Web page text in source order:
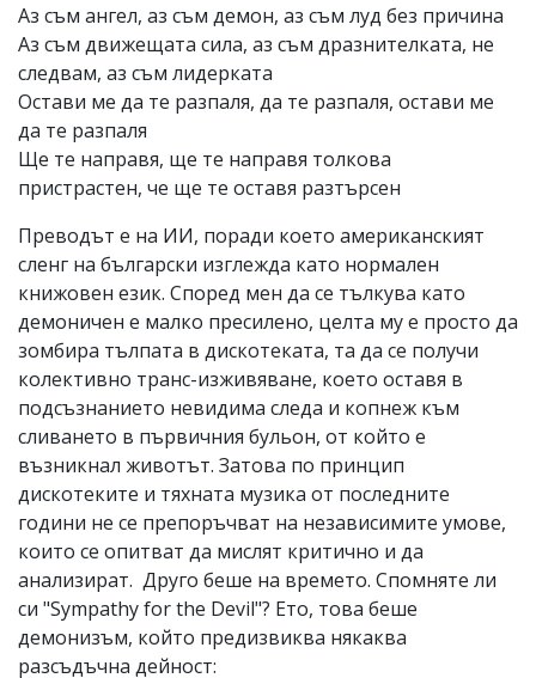
Аз съм ангел, аз съм демон, аз съм луд без причина
Аз съм движещата сила, аз съм дразнителката, не
следвам, аз съм лидерката
Остави ме да те разпаля, да те разпаля, остави ме
да те разпаля
Ще те направя, ще те направя толкова
пристрастен, че ще те оставя разтърсен
Преводът е на ИИ, поради което американският
сленг на български изглежда като нормален
книжовен език. Според мен да се тълкува като
демоничен е малко пресилено, целта му е просто да
зомбира тълпата в дискотеката, та да се получи
колективно транс-изживяване, което оставя в
подсъзнанието невидима следа и копнеж към
сливането в първичния бульон, от който е
възникнал животът. Затова по принцип
дискотеките и тяхната музика от последните
години не се препоръчват на независимите умове,
които се опитват да мислят критично и да
анализират. Друго беше на времето. Спомняте ли
си "Sympathy for the Devil"? Ето, това беше
демонизъм, който предизвиква някаква
разсъдъчна дейност: